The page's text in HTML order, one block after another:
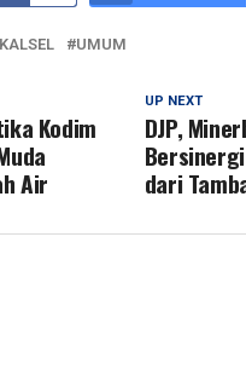
UMUM
UP NEXT
DJP,
dari
Kodim
Air